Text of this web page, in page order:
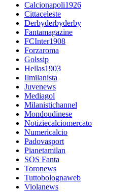
Calcionapoli1926
Cittaceleste
Derbyderbyderby
Fantamagazine
FCInter1908
Forzaroma
Golssip
Hellas1903
Ilmilanista
Juvenews
Mediagol
Milanistichannel
Mondoudinese
Notiziecalciomercato
Numericalcio
Padovasport
Pianetamilan
SOS Fanta
Toronews
Tuttobolognaweb
Violanews